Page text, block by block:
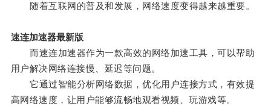
随着互联网的普及和发展，网络速度变得越来越重要。
速连加速器最新版
而速连加速器作为一款高效的网络加速工具，可以帮助
用户解决网络连接慢、延迟等问题。
它通过智能分析网络数据，优化用户连接方式，有效提
高网络速度，让用户能够流畅地观看视频、玩游戏等。